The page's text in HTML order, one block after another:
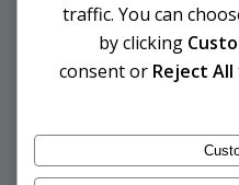
traffic. You can
by clicking
consent or Reject All